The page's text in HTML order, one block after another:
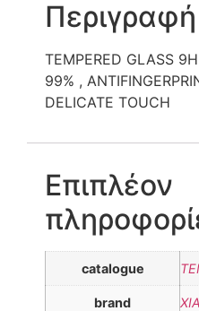
Περιγραφή
TEMPERED GLASS
99% ,
DELICATE TOUCH
Επιπλέον
catalogue
brand